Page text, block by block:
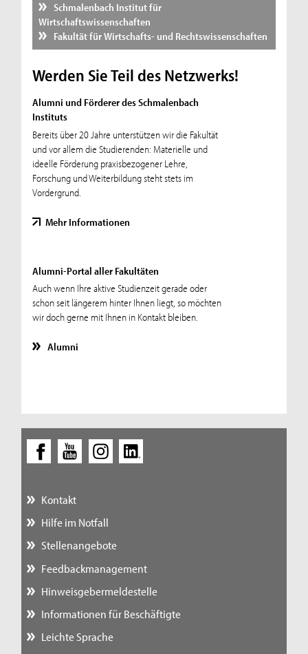
Schmalenbach Institut für
Wirtschaftswissenschaften
Fakultät für Wirtschafts- und Rechtswissenschaften
Werden Sie Teil des Netzwerks!
Alumni und Förderer des Schmalenbach
Instituts
Bereits über 20 Jahre unterstützen wir die Fakultät
und vor allem die Studierenden: Materielle und
ideelle Förderung praxisbezogener Lehre,
Forschung und Weiterbildung steht stets im
Vordergrund.
Mehr Informationen
Alumni-Portal aller Fakultäten
Auch wenn Ihre aktive Studienzeit gerade oder
schon seit längerem hinter Ihnen liegt, so möchten
wir doch gerne mit Ihnen in Kontakt bleiben.
Alumni
Kontakt
Hilfe im Notfall
Stellenangebote
Feedbackmanagement
Hinweisgebermeldestelle
Informationen für Beschäftigte
Leichte Sprache